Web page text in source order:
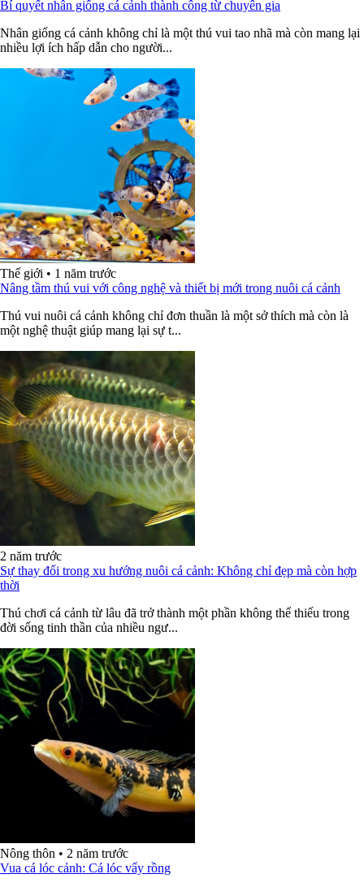
Bí quyết nhân giống cá cảnh thành công từ chuyên gia
Nhân giống cá cảnh không chỉ là một thú vui tao nhã mà còn mang lại
nhiều lợi ích hấp dẫn cho người...
Thế giới • 1 năm trước
Nâng tầm thú vui với công nghệ và thiết bị mới trong nuôi cá cảnh
Thú vui nuôi cá cảnh không chỉ đơn thuần là một sở thích mà còn là
một nghệ thuật giúp mang lại sự t...
2 năm trước
Sự thay đổi trong xu hướng nuôi cá cảnh: Không chỉ đẹp mà còn hợp
thời
Thú chơi cá cảnh từ lâu đã trở thành một phần không thể thiếu trong
đời sống tinh thần của nhiều ngư...
Nông thôn • 2 năm trước
Vua cá lóc cảnh: Cá lóc vẩy rồng